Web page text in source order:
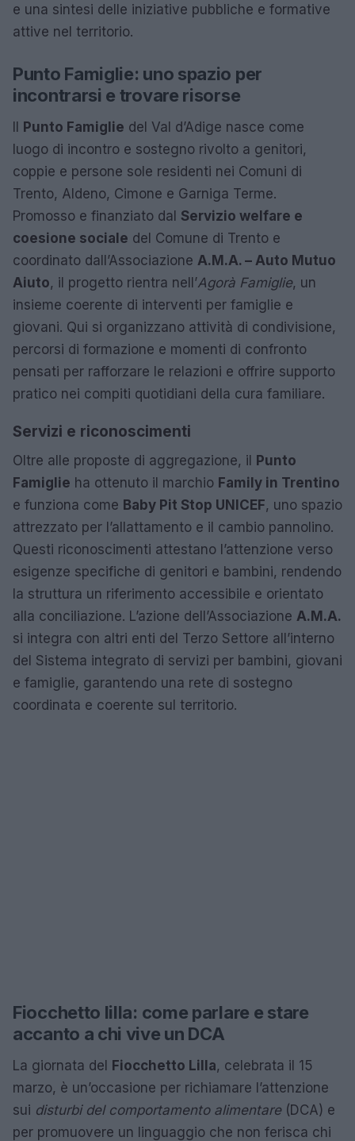
e una sintesi delle iniziative pubbliche e formative
attive nel territorio.
Punto Famiglie: uno spazio per
incontrarsi e trovare risorse
Il Punto Famiglie del Val d’Adige nasce come
luogo di incontro e sostegno rivolto a genitori,
coppie e persone sole residenti nei Comuni di
Trento, Aldeno, Cimone e Garniga Terme.
Promosso e finanziato dal Servizio welfare e
coesione sociale del Comune di Trento e
coordinato dall’Associazione A.M.A. – Auto Mutuo
Aiuto, il progetto rientra nell’Agorà Famiglie, un
insieme coerente di interventi per famiglie e
giovani. Qui si organizzano attività di condivisione,
percorsi di formazione e momenti di confronto
pensati per rafforzare le relazioni e offrire supporto
pratico nei compiti quotidiani della cura familiare.
Servizi e riconoscimenti
Oltre alle proposte di aggregazione, il Punto
Famiglie ha ottenuto il marchio Family in Trentino
e funziona come Baby Pit Stop UNICEF, uno spazio
attrezzato per l’allattamento e il cambio pannolino.
Questi riconoscimenti attestano l’attenzione verso
esigenze specifiche di genitori e bambini, rendendo
la struttura un riferimento accessibile e orientato
alla conciliazione. L’azione dell’Associazione A.M.A.
si integra con altri enti del Terzo Settore all’interno
del Sistema integrato di servizi per bambini, giovani
e famiglie, garantendo una rete di sostegno
coordinata e coerente sul territorio.
Fiocchetto lilla: come parlare e stare
accanto a chi vive un DCA
La giornata del Fiocchetto Lilla, celebrata il 15
marzo, è un’occasione per richiamare l’attenzione
sui disturbi del comportamento alimentare(DCA) e
per promuovere un linguaggio che non ferisca chi